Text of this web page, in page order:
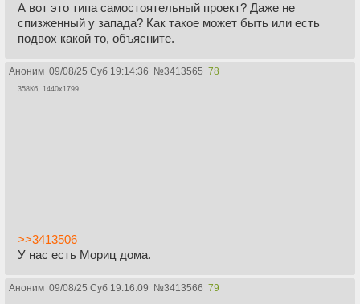
А вот это типа самостоятельный проект? Даже не
спизженный у запада? Как такое может быть или есть
подвох какой то, объясните.
Аноним 09/08/25 Суб 19:14:36 №3413565 78
358Кб, 1440x1799
>>3413506
У нас есть Мориц дома.
Аноним 09/08/25 Суб 19:16:09 №3413566 79